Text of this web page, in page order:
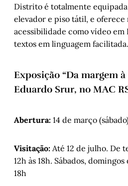
Distrito é totalmente
elevador e piso tátil, e oferece
acessibilidade como vídeo em
textos em linguagem facilitada.
Exposição “Da margem à
Eduardo Srur, no MAC
Abertura: 14 de março
Visitação: Até 12 de julho. De
12h às 18h. Sábados,
18h